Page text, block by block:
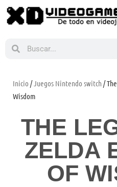
Inicio /Juegos Nintendo switch /
Wisdom
THE
ZELDA
OF